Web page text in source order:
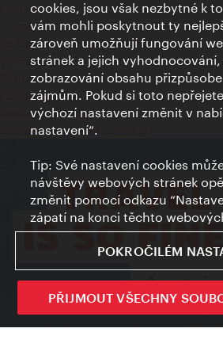
Kontakty
Credits
Prohlášení o ochraně osobních údajů
Terms of Use
Přístupnost
Kontakt pro tisk
Nastavení cookies
© Copyright Wien Tourismus
cookies, jsou však nezbytné k
vám mohli poskytnout ty
zároveň umožňují fungování
stránek a jejich vyhodnocování,
zobrazování obsahu
zájmům. Pokud si toto
výchozí nastavení změnit v
nastavení“.
Tip: Své nastavení cookies
návštěvy webových stránek
změnit pomocí odkazu
zápatí na konci těchto
POKROČILÉM
PŘIJMOUT VŠECHNY